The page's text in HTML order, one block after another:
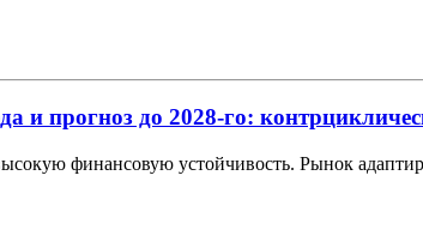
и прогноз до 2028-го:
финансовую устойчивость. Рынок